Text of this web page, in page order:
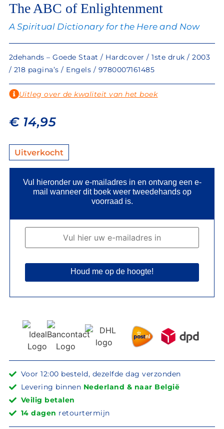
The ABC of Enlightenment
A Spiritual Dictionary for the Here and Now
2dehands – Goede Staat / Hardcover / 1ste druk / 2003
/ 218 pagina’s / Engels / 9780007161485
Uitleg over de kwaliteit van het boek
€14,95
Uitverkocht
Vul hieronder uw e-mailadres in en ontvang een e-
mail wanneer dit boek weer tweedehands op
voorraad is.
Houd me op de hoogte!
Voor 12:00 besteld, dezelfde dag verzonden
Levering binnen Nederland & naar België
Veilig betalen
14 dagen retourtermijn